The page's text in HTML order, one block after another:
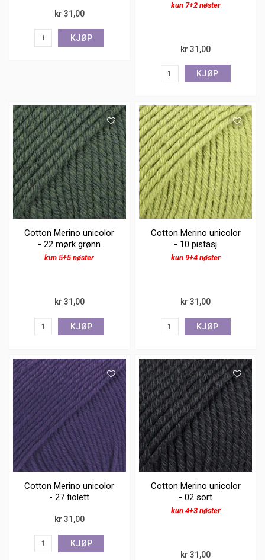
kr 31,00
KJØP
kun 7+2 nøster
kr 31,00
KJØP
Cotton Merino unicolor
- 22 mørk grønn
kun 5+5 nøster
kr 31,00
KJØP
Cotton Merino unicolor
- 10 pistasj
kun 9+4 nøster
kr 31,00
KJØP
Cotton Merino unicolor
- 27 fiolett
kr 31,00
KJØP
Cotton Merino unicolor
- 02 sort
kun 4+3 nøster
kr 31,00